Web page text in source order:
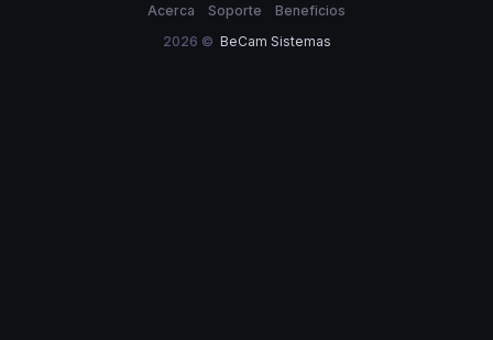
2026 © BeCam Sistemas
Acerca Soporte Beneficios